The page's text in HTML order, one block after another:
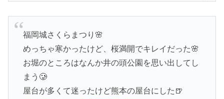
福岡城さくらまつり🌸
めっちゃ寒かったけど、桜満開でキレイだった🌸
お堀のところはなんか井の頭公園を思い出してし
まう🥲
屋台が多くて迷ったけど熊本の屋台にした🍺